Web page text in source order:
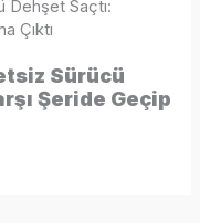
Dehşet Saçtı:
Çıktı
Sürücü
Şeride Geçip